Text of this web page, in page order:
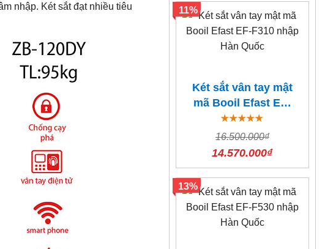
nhập. Két sắt đạt nhiều tiêu
Két sắt vân tay mật
mã Booil Efast EF-
F310 nhập Hàn
Quốc
16.500.000₫
14.570.000₫
11%
13%